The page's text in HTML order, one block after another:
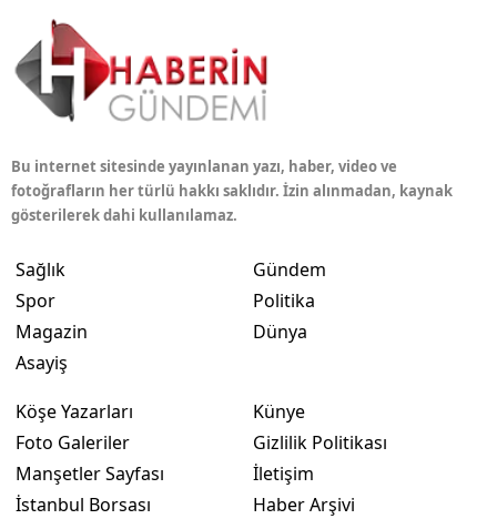
Bu internet sitesinde yayınlanan yazı, haber, video ve
fotoğrafların her türlü hakkı saklıdır. İzin alınmadan, kaynak
gösterilerek dahi kullanılamaz.
Sağlık
Spor
Magazin
Asayiş
Gündem
Politika
Dünya
Köşe Yazarları
Foto Galeriler
Manşetler Sayfası
İstanbul Borsası
Künye
Gizlilik Politikası
İletişim
Haber Arşivi